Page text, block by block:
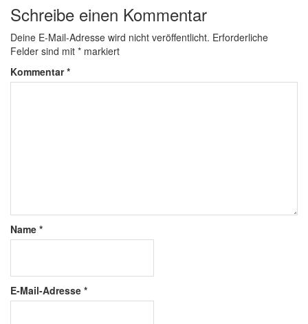
Schreibe einen Kommentar
Deine E-Mail-Adresse wird nicht veröffentlicht. Erforderliche
Felder sind mit * markiert
Kommentar*
Name *
E-Mail-Adresse *